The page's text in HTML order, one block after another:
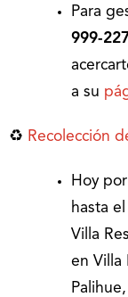
Para
999-
a su
♻️ Recolección
Hoy
hasta
Villa
en Villa